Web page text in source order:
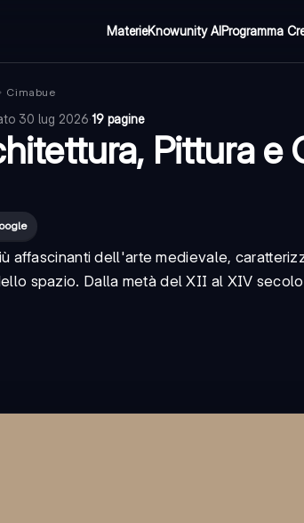
MaterieKnowunity AIProgramma
Cimabue
30 lug 2026·19 pagine
Pittura e
affascinanti dell'arte medievale,
spazio. Dalla metà del XII al XIV